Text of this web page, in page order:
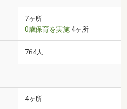
7ヶ所
0歳保育を実施 4ヶ所
764人
4ヶ所